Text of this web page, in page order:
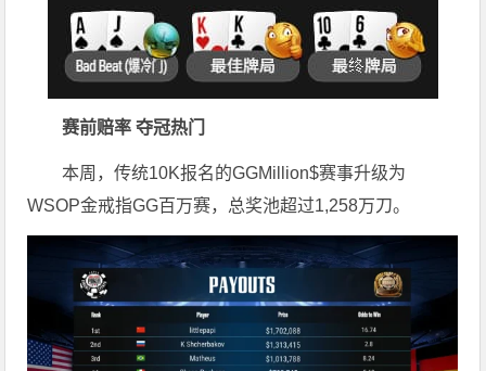
赛前赔率 夺冠热门
本周，传统10K报名的GGMillion$赛事升级为
WSOP金戒指GG百万赛，总奖池超过1,258万刀。